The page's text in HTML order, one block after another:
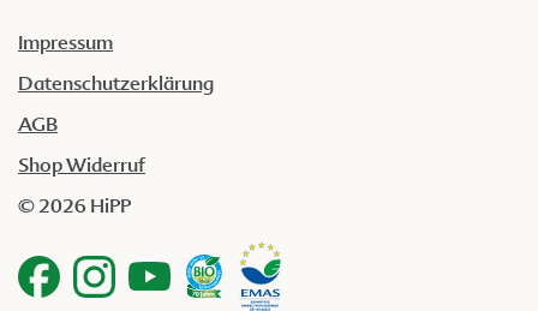
Impressum
Datenschutzerklärung
AGB
Shop Widerruf
© 2026 HiPP